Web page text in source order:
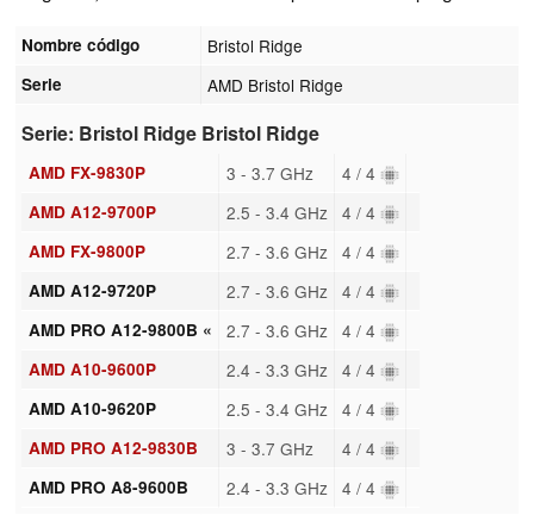
Nombre código Bristol Ridge
Serie AMD Bristol Ridge
Serie: Bristol Ridge Bristol Ridge
AMD FX-9830P 3 - 3.7 GHz 4 / 4
AMD A12-9700P 2.5 - 3.4 GHz 4 / 4
AMD FX-9800P 2.7 - 3.6 GHz 4 / 4
AMD A12-9720P 2.7 - 3.6 GHz 4 / 4
AMD PRO A12-9800B « 2.7 - 3.6 GHz 4 / 4
AMD A10-9600P 2.4 - 3.3 GHz 4 / 4
AMD A10-9620P 2.5 - 3.4 GHz 4 / 4
AMD PRO A12-9830B 3 - 3.7 GHz 4 / 4
AMD PRO A8-9600B 2.4 - 3.3 GHz 4 / 4